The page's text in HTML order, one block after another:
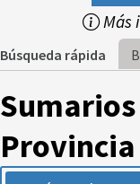
Más
Búsqueda rápida